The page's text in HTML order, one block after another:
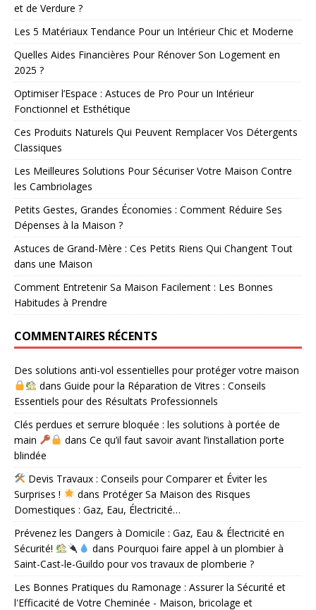
et de Verdure ?
Les 5 Matériaux Tendance Pour un Intérieur Chic et Moderne
Quelles Aides Financières Pour Rénover Son Logement en
2025 ?
Optimiser l’Espace : Astuces de Pro Pour un Intérieur
Fonctionnel et Esthétique
Ces Produits Naturels Qui Peuvent Remplacer Vos Détergents
Classiques
Les Meilleures Solutions Pour Sécuriser Votre Maison Contre
les Cambriolages
Petits Gestes, Grandes Économies : Comment Réduire Ses
Dépenses à la Maison ?
Astuces de Grand-Mère : Ces Petits Riens Qui Changent Tout
dans une Maison
Comment Entretenir Sa Maison Facilement : Les Bonnes
Habitudes à Prendre
COMMENTAIRES RÉCENTS
Des solutions anti-vol essentielles pour protéger votre maison
dans Guide pour la Réparation de Vitres : Conseils
Essentiels pour des Résultats Professionnels
Clés perdues et serrure bloquée : les solutions à portée de
main
dans Ce qu’il faut savoir avant l’installation porte
blindée
Devis Travaux : Conseils pour Comparer et Éviter les
Surprises !
dans Protéger Sa Maison des Risques
Domestiques : Gaz, Eau, Électricité…
Prévenez les Dangers à Domicile : Gaz, Eau & Électricité en
Sécurité!
dans Pourquoi faire appel à un plombier à
Saint-Cast-le-Guildo pour vos travaux de plomberie ?
Les Bonnes Pratiques du Ramonage : Assurer la Sécurité et
l'Efficacité de Votre Cheminée - Maison, bricolage et